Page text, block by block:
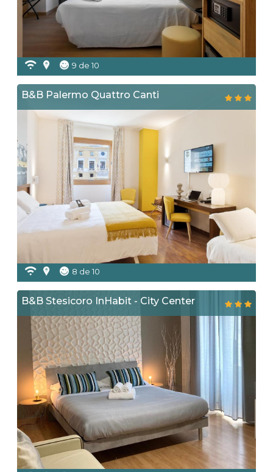
9 de 10
B&B Palermo Quattro Canti
8 de 10
B&B Stesicoro InHabit - City Center